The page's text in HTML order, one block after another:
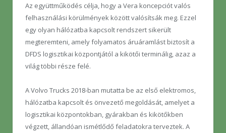
Az együttműködés célja, hogy a Vera koncepciót valós
felhasználási körülmények között valósítsák meg. Ezzel
egy olyan hálózatba kapcsolt rendszert sikerült
megteremteni, amely folyamatos áruáramlást biztosít a
DFDS logisztikai központjától a kikötői terminálig, azaz a
világ többi része felé.
A Volvo Trucks 2018-ban mutatta be az első elektromos,
hálózatba kapcsolt és önvezető megoldását, amelyet a
logisztikai központokban, gyárakban és kikötőkben
végzett, állandóan ismétlődő feladatokra terveztek. A